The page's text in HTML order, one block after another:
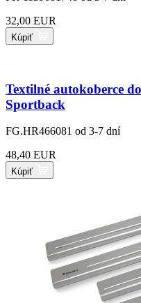
32,00 EUR
Kúpiť
Textilné autokoberce
Sportback
FG.HR466081 od 3-7 dní
48,40 EUR
Kúpiť